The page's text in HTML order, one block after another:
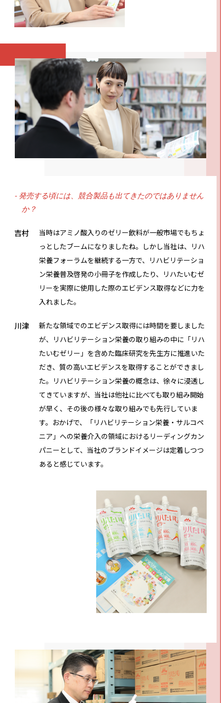
- 発売する頃には、競合製品も出てきたのではありません
か？
吉村
当時はアミノ酸入りのゼリー飲料が一般市場でもちょ
っとしたブームになりましたね。しかし当社は、リハ
栄養フォーラムを継続する一方で、リハビリテーショ
ン栄養普及啓発の小冊子を作成したり、リハたいむゼ
リーを実際に使用した際のエビデンス取得などに力を
入れました。
川津
新たな領域でのエビデンス取得には時間を要しました
が、リハビリテーション栄養の取り組みの中に「リハ
たいむゼリー」を含めた臨床研究を先生方に推進いた
だき、質の高いエビデンスを取得することができまし
た。リハビリテーション栄養の概念は、徐々に浸透し
てきていますが、当社は他社に比べても取り組み開始
が早く、その後の様々な取り組みでも先行していま
す。おかげで、「リハビリテーション栄養・サルコペ
ニア」への栄養介入の領域におけるリーディングカン
パニーとして、当社のブランドイメージは定着しつつ
あると感じています。